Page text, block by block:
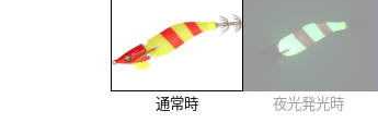
通常時 夜光発光時